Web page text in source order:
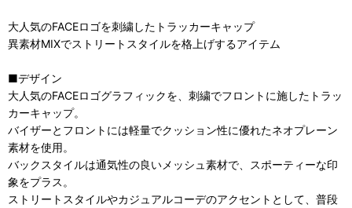
大人気のFACEロゴを刺繍したトラッカーキャップ
異素材MIXでストリートスタイルを格上げするアイテム
■デザイン
大人気のFACEロゴグラフィックを、刺繍でフロントに施したトラッ
カーキャップ。
バイザーとフロントには軽量でクッション性に優れたネオプレーン
素材を使用。
バックスタイルは通気性の良いメッシュ素材で、スポーティーな印
象をプラス。
ストリートスタイルやカジュアルコーデのアクセントとして、普段